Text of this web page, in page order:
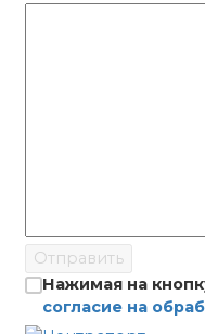
Отправить
Нажимая на
согласие на